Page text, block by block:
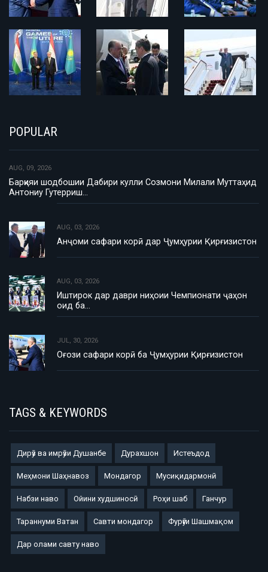
POPULAR
AUG, 09, 2026
Барқияи шодбошии Дабири кулли Созмони Милали Муттаҳид
Антониу Гутерриш…
AUG, 03, 2026
Анҷоми сафари корӣ дар Ҷумҳурии Қирғизистон
AUG, 03, 2026
Иштирок дар даври ниҳоии Чемпионати ҷаҳон
оид ба…
JUL, 30, 2026
Оғози сафари корӣ ба Ҷумҳурии Қирғизистон
TAGS & KEYWORDS
Дирӯз ва имрӯзи Душанбе Дурахшон Истеъдод
Меҳмони Шаҳнавоз Мондагор Мусиқидармонӣ
Набзи наво Ойини худшиносӣ Роҳи шаб Ганчур
Тараннуми Ватан Савти мондагор Фурӯғи Шашмақом
Дар олами савту наво